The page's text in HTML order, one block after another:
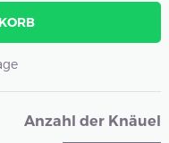
Anzahl der Knäuel